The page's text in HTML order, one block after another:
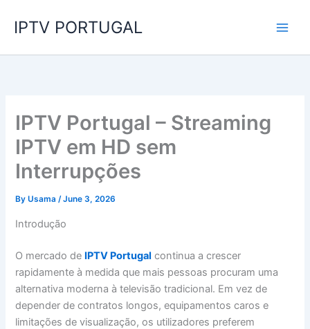
IPTV PORTUGAL
IPTV Portugal – Streaming
IPTV em HD sem
Interrupções
ByUsama/June 3, 2026
Introdução
O mercado de IPTV Portugal continua a crescer
rapidamente à medida que mais pessoas procuram uma
alternativa moderna à televisão tradicional. Em vez de
depender de contratos longos, equipamentos caros e
limitações de visualização, os utilizadores preferem